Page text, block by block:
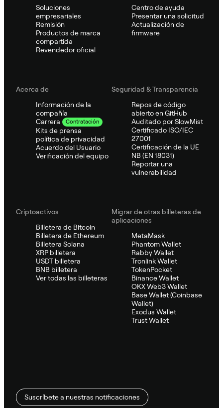
Soluciones
empresariales
Remisión
Productos de marca
compartida
Revendedor oficial
Centro de ayuda
Presentar una solicitud
Actualización de
firmware
Acerca de
Información de la
compañía
Carrera
Contratación
Kits de prensa
política de privacidad
Acuerdo del Usuario
Verificación del equipo
Seguridad & Transparencia
Repos de código
abierto en GitHub
Auditado por SlowMist
Certificado ISO/IEC
27001
Certificación de la UE
NB (EN 18031)
Reportar una
vulnerabilidad
Criptoactivos
Billetera de Bitcoin
Billetera de Ethereum
Billetera Solana
XRP billetera
USDT billetera
BNB billetera
Ver todas las billeteras
Migrar de otras billeteras de
aplicaciones
MetaMask
Phantom Wallet
Rabby Wallet
Tronlink Wallet
TokenPocket
Binance Wallet
OKX Web3 Wallet
Base Wallet (Coinbase
Wallet)
Exodus Wallet
Trust Wallet
Suscríbete a nuestras notificaciones